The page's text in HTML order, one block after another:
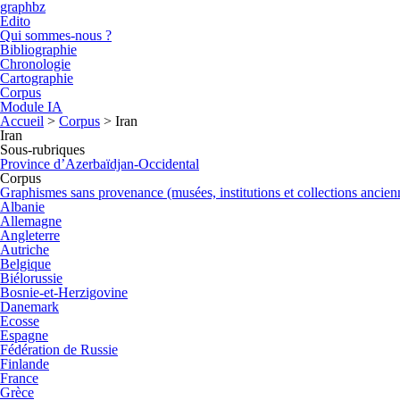
graphbz
Edito
Qui sommes-nous ?
Bibliographie
Chronologie
Cartographie
Corpus
Module IA
Accueil > Corpus > Iran
Iran
Sous-rubriques
Province d’Azerbaïdjan-Occidental
Corpus
Graphismes sans provenance (musées, institutions et collections
Albanie
Allemagne
Angleterre
Autriche
Belgique
Biélorussie
Bosnie-et-Herzigovine
Danemark
Ecosse
Espagne
Fédération de Russie
Finlande
France
Grèce